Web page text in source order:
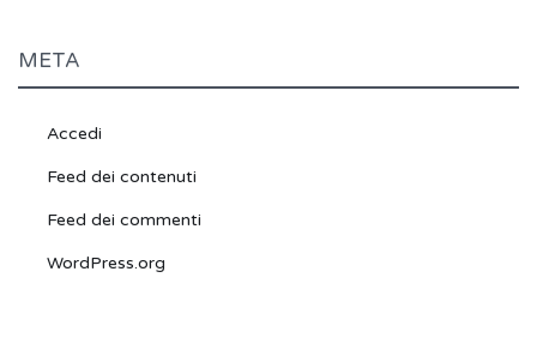
META
Accedi
Feed dei contenuti
Feed dei commenti
WordPress.org